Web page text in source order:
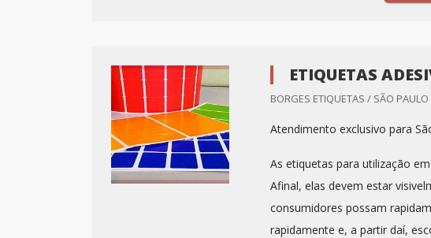
ETIQUETAS
BORGES ETIQUETAS / SÃO PAULO
Atendimento exclusivo para
As etiquetas para utilização
Afinal, elas devem estar
consumidores possam
rapidamente e, a partir daí,